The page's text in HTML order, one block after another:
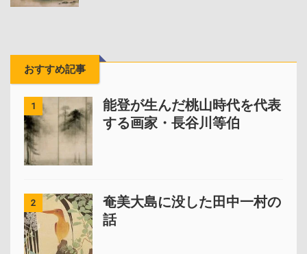
おすすめ記事
1
能登が生んだ桃山時代を代表
する画家・長谷川等伯
2
奄美大島に没した田中一村の
話